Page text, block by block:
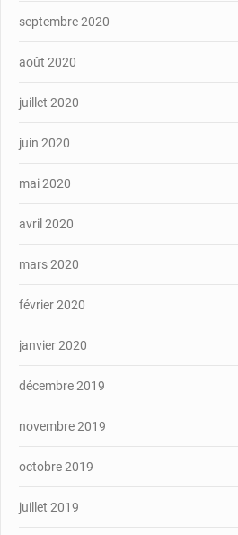
septembre 2020
août 2020
juillet 2020
juin 2020
mai 2020
avril 2020
mars 2020
février 2020
janvier 2020
décembre 2019
novembre 2019
octobre 2019
juillet 2019